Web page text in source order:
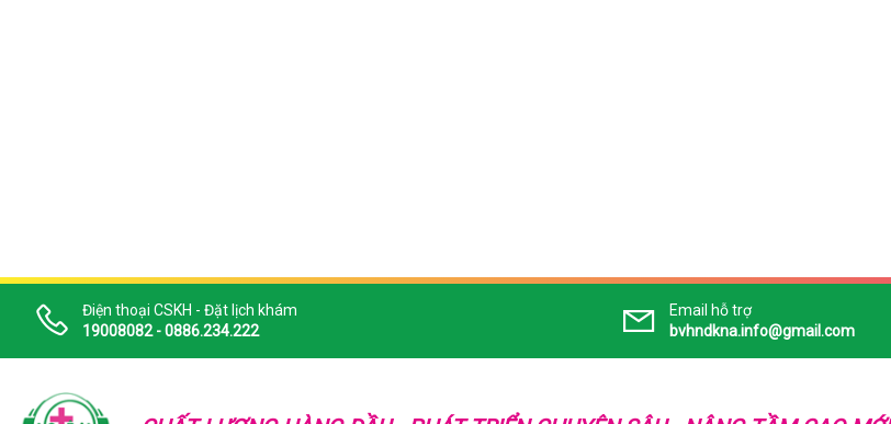
Điện thoại CSKH - Đặt lịch khám
19008082 - 0886.234.222
Email hỗ trợ
bvhndkna.info@gmail.com